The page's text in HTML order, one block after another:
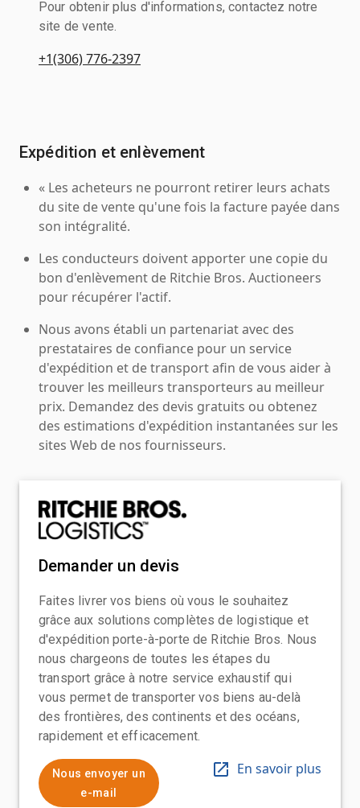
Pour obtenir plus d'informations, contactez notre
site de vente.
+1(306) 776-2397
Expédition et enlèvement
« Les acheteurs ne pourront retirer leurs achats
du site de vente qu'une fois la facture payée dans
son intégralité.
Les conducteurs doivent apporter une copie du
bon d'enlèvement de Ritchie Bros. Auctioneers
pour récupérer l'actif.
Nous avons établi un partenariat avec des
prestataires de confiance pour un service
d'expédition et de transport afin de vous aider à
trouver les meilleurs transporteurs au meilleur
prix. Demandez des devis gratuits ou obtenez
des estimations d'expédition instantanées sur les
sites Web de nos fournisseurs.
Demander un devis
Faites livrer vos biens où vous le souhaitez
grâce aux solutions complètes de logistique et
d'expédition porte-à-porte de Ritchie Bros. Nous
nous chargeons de toutes les étapes du
transport grâce à notre service exhaustif qui
vous permet de transporter vos biens au-delà
des frontières, des continents et des océans,
rapidement et efficacement.
Nous envoyer un
e-mail
En savoir plus